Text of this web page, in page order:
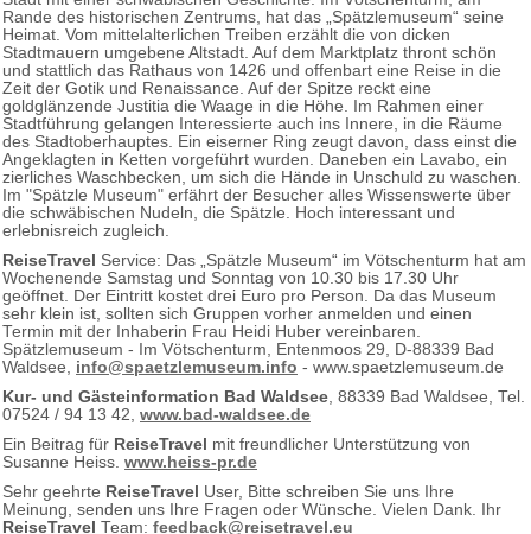
Rande des historischen Zentrums, hat das „Spätzlemuseum“ seine
Heimat. Vom mittelalterlichen Treiben erzählt die von dicken
Stadtmauern umgebene Altstadt. Auf dem Marktplatz thront schön
und stattlich das Rathaus von 1426 und offenbart eine Reise in die
Zeit der Gotik und Renaissance. Auf der Spitze reckt eine
goldglänzende Justitia die Waage in die Höhe. Im Rahmen einer
Stadtführung gelangen Interessierte auch ins Innere, in die Räume
des Stadtoberhauptes. Ein eiserner Ring zeugt davon, dass einst die
Angeklagten in Ketten vorgeführt wurden. Daneben ein Lavabo, ein
zierliches Waschbecken, um sich die Hände in Unschuld zu waschen.
Im "Spätzle Museum" erfährt der Besucher alles Wissenswerte über
die schwäbischen Nudeln, die Spätzle. Hoch interessant und
erlebnisreich zugleich.
ReiseTravel Service: Das „Spätzle Museum“ im Vötschenturm hat am
Wochenende Samstag und Sonntag von 10.30 bis 17.30 Uhr
geöffnet. Der Eintritt kostet drei Euro pro Person. Da das Museum
sehr klein ist, sollten sich Gruppen vorher anmelden und einen
Termin mit der Inhaberin Frau Heidi Huber vereinbaren.
Spätzlemuseum - Im Vötschenturm, Entenmoos 29, D-88339 Bad
Waldsee, info@spaetzlemuseum.info - www.spaetzlemuseum.de
Kur- und Gästeinformation Bad Waldsee , 88339 Bad Waldsee, Tel.
07524 / 94 13 42, www.bad-waldsee.de
Ein Beitrag für ReiseTravel mit freundlicher Unterstützung von
Susanne Heiss. www.heiss-pr.de
Sehr geehrte ReiseTravel User, Bitte schreiben Sie uns Ihre
Meinung, senden uns Ihre Fragen oder Wünsche. Vielen Dank. Ihr
ReiseTravel Team: feedback@reisetravel.eu